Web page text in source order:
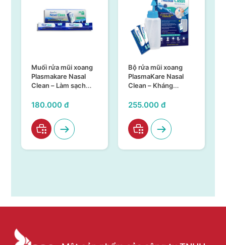
Bộ rửa mũi xoang
PlasmaKare Nasal
Clean – Kháng
làm sạch hiệu quả,
255.000 đ
SÚC HỌNG MIỆNG
PLASMAKARE CHAI
150ML – KHÁNG
VIRUS, CHỐNG VIÊM
95.000 đ